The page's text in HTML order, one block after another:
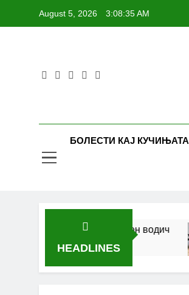
August 5, 2026 3:08:35 AM
БОЛЕСТИ КАЈ КУЧИЊАТА
HEADLINES
и мачки | Комплетен водич